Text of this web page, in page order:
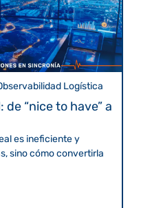
Logística
“nice to have” a
es ineficiente y
sino cómo convertirla